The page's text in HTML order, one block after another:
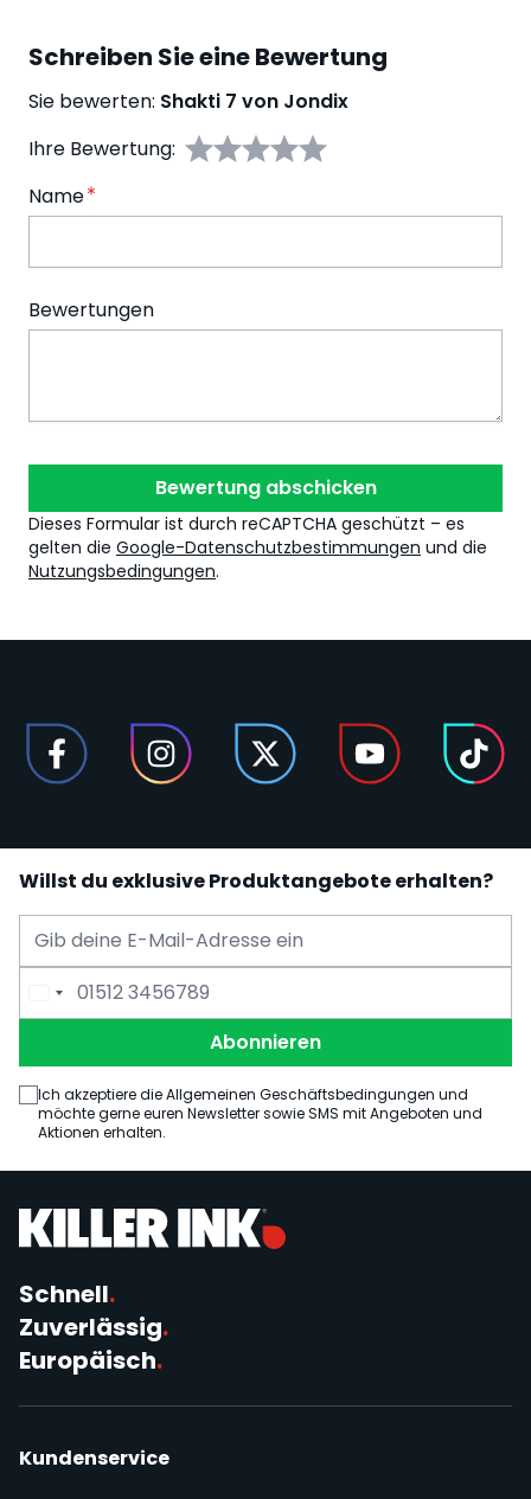
Schreiben Sie eine Bewertung
Sie bewerten: Shakti 7 von Jondix
Ihre Bewertung:
Name
Bewertungen
Bewertung abschicken
Dieses Formular ist durch reCAPTCHA geschützt – es
gelten die Google-Datenschutzbestimmungen und die
Nutzungsbedingungen.
Willst du exklusive Produktangebote erhalten?
E-Mail Adresse
Telefonnummer
Abonnieren
Ich akzeptiere die Allgemeinen Geschäftsbedingungen und
möchte gerne euren Newsletter sowie SMS mit Angeboten und
Aktionen erhalten.
Schnell.
Zuverlässig.
Europäisch.
Kundenservice